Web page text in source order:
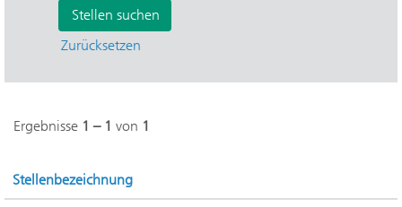
Zurücksetzen
Ergebnisse 1 – 1 von 1
Stellenbezeichnung